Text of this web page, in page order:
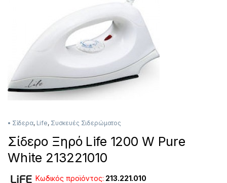
• Σίδερα, Life, Συσκευές Σιδερώματος
Σίδερο Ξηρό Life 1200 W Pure
White 213221010
Κωδικός προϊόντος: 213.221.010